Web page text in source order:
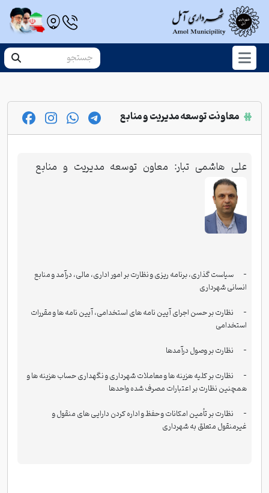
معاونت توسعه مدیریت و منابع
علی هاشمی تبار: معاون توسعه مدیریت و منابع
- سیاست گذاری، برنامه ریزی و نظارت بر امور اداری، مالی، درآمد و منابع
انسانی شهرداری
- نظارت بر حسن اجرای آیین نامه های استخدامی، آیین نامه ها و مقررات
استخدامی
- نظارت بر وصول درآمدها
- نظارت بر کلیه هزینه ها و معاملات شهرداری و نگهداری حساب هزینه ها و
همچنین نظارت بر اعتبارات مصرف شده واحدها
- نظارت بر تأمین امکانات و حفظ و اداره کردن دارایی های منقول و
غیرمنقول متعلق به شهرداری